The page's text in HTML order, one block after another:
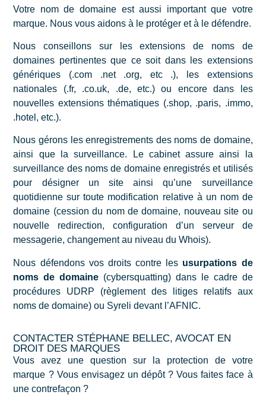
Votre nom de domaine est aussi important que votre
marque. Nous vous aidons à le protéger et à le défendre.
Nous conseillons sur les extensions de noms de
domaines pertinentes que ce soit dans les extensions
génériques (.com .net .org, etc .), les extensions
nationales (.fr, .co.uk, .de, etc.) ou encore dans les
nouvelles extensions thématiques (.shop, .paris, .immo,
.hotel, etc.).
Nous gérons les enregistrements des noms de domaine,
ainsi que la surveillance. Le cabinet assure ainsi la
surveillance des noms de domaine enregistrés et utilisés
pour désigner un site ainsi qu’une surveillance
quotidienne sur toute modification relative à un nom de
domaine (cession du nom de domaine, nouveau site ou
nouvelle redirection, configuration d’un serveur de
messagerie, changement au niveau du Whois).
Nous défendons vos droits contre les usurpations de
noms de domaine (cybersquatting) dans le cadre de
procédures UDRP (règlement des litiges relatifs aux
noms de domaine) ou Syreli devant l’AFNIC.
CONTACTER STÉPHANE BELLEC, AVOCAT EN
DROIT DES MARQUES
Vous avez une question sur la protection de votre
marque ? Vous envisagez un dépôt ? Vous faites face à
une contrefaçon ?